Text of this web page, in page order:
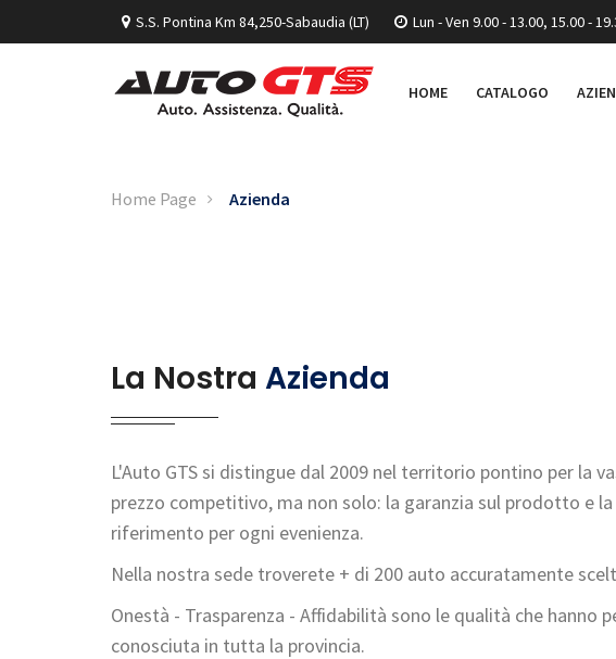
S.S. Pontina Km 84,250-Sabaudia (LT) Lun - Ven 9.00 - 13.00, 15.00 -
HOME CATALOGO
Home Page Azienda
La Nostra Azienda
L'Auto GTS si distingue dal 2009 nel territorio pontino per la
prezzo competitivo, ma non solo: la garanzia sul prodotto e
riferimento per ogni evenienza.
Nella nostra sede troverete + di 200 auto accuratamente
Onestà - Trasparenza - Affidabilità sono le qualità che hanno
conosciuta in tutta la provincia.